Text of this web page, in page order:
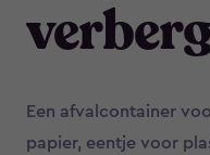
Een afvalcontainer
papier, eentje voor